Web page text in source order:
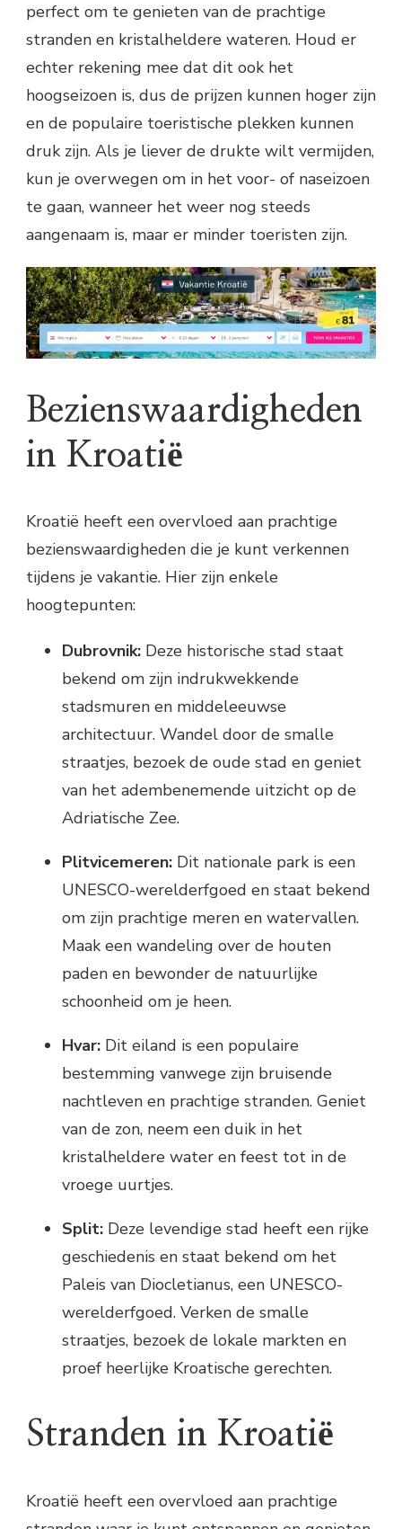
perfect om te genieten van de prachtige
stranden en kristalheldere wateren. Houd er
echter rekening mee dat dit ook het
hoogseizoen is, dus de prijzen kunnen hoger zijn
en de populaire toeristische plekken kunnen
druk zijn. Als je liever de drukte wilt vermijden,
kun je overwegen om in het voor- of naseizoen
te gaan, wanneer het weer nog steeds
aangenaam is, maar er minder toeristen zijn.
Bezienswaardigheden
in Kroatië
Kroatië heeft een overvloed aan prachtige
bezienswaardigheden die je kunt verkennen
tijdens je vakantie. Hier zijn enkele
hoogtepunten:
Dubrovnik: Deze historische stad staat
bekend om zijn indrukwekkende
stadsmuren en middeleeuwse
architectuur. Wandel door de smalle
straatjes, bezoek de oude stad en geniet
van het adembenemende uitzicht op de
Adriatische Zee.
Plitvicemeren: Dit nationale park is een
UNESCO-werelderfgoed en staat bekend
om zijn prachtige meren en watervallen.
Maak een wandeling over de houten
paden en bewonder de natuurlijke
schoonheid om je heen.
Hvar: Dit eiland is een populaire
bestemming vanwege zijn bruisende
nachtleven en prachtige stranden. Geniet
van de zon, neem een duik in het
kristalheldere water en feest tot in de
vroege uurtjes.
Split: Deze levendige stad heeft een rijke
geschiedenis en staat bekend om het
Paleis van Diocletianus, een UNESCO-
werelderfgoed. Verken de smalle
straatjes, bezoek de lokale markten en
proef heerlijke Kroatische gerechten.
Stranden in Kroatië
Kroatië heeft een overvloed aan prachtige